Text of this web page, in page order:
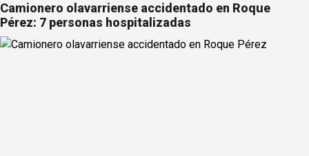
Camionero olavarriense accidentado en Roque
Pérez: 7 personas hospitalizadas